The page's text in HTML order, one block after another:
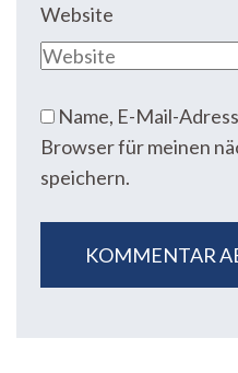
Website
Name, E-Mail-
Browser für meinen
speichern.